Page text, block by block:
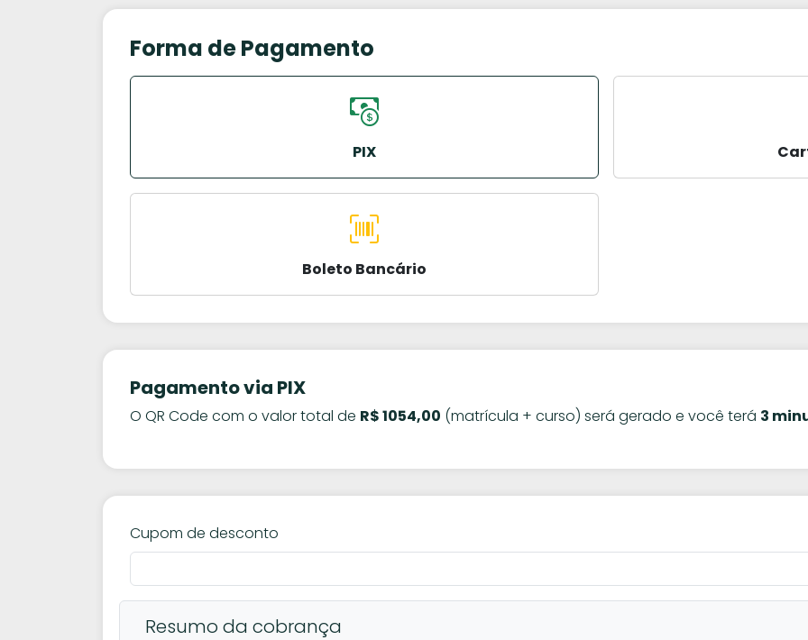
Forma de Pagamento
PIX
Boleto Bancário
Pagamento via PIX
O QR Code com o valor total de R$ 1054,00 (matrícula + curso) será gerado e você terá 3
Cupom de desconto
Resumo da cobrança